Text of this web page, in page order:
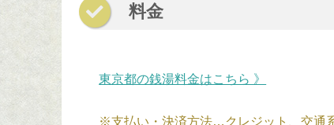
料金
東京都の銭湯料金はこちら 》
※支払い・決済方法…クレジット、交通